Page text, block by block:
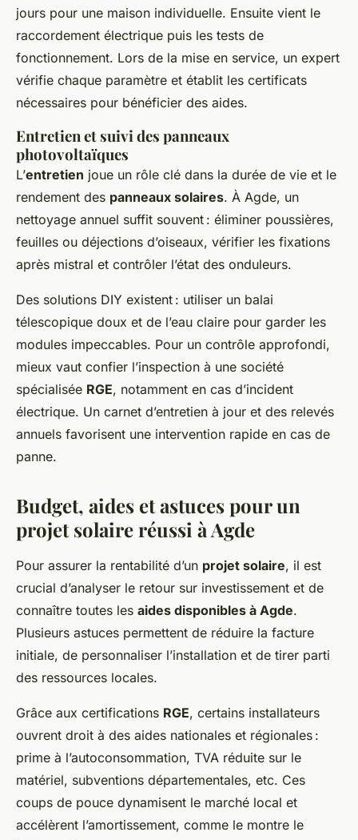
jours pour une maison individuelle. Ensuite vient le
raccordement électrique puis les tests de
fonctionnement. Lors de la mise en service, un expert
vérifie chaque paramètre et établit les certificats
nécessaires pour bénéficier des aides.
Entretien et suivi des panneaux
photovoltaïques
L’entretien joue un rôle clé dans la durée de vie et le
rendement des panneaux solaires. À Agde, un
nettoyage annuel suffit souvent : éliminer poussières,
feuilles ou déjections d’oiseaux, vérifier les fixations
après mistral et contrôler l’état des onduleurs.
Des solutions DIY existent : utiliser un balai
télescopique doux et de l’eau claire pour garder les
modules impeccables. Pour un contrôle approfondi,
mieux vaut confier l’inspection à une société
spécialisée RGE, notamment en cas d’incident
électrique. Un carnet d’entretien à jour et des relevés
annuels favorisent une intervention rapide en cas de
panne.
Budget, aides et astuces pour un
projet solaire réussi à Agde
Pour assurer la rentabilité d’un projet solaire, il est
crucial d’analyser le retour sur investissement et de
connaître toutes les aides disponibles à Agde.
Plusieurs astuces permettent de réduire la facture
initiale, de personnaliser l’installation et de tirer parti
des ressources locales.
Grâce aux certifications RGE, certains installateurs
ouvrent droit à des aides nationales et régionales :
prime à l’autoconsommation, TVA réduite sur le
matériel, subventions départementales, etc. Ces
coups de pouce dynamisent le marché local et
accélèrent l’amortissement, comme le montre le